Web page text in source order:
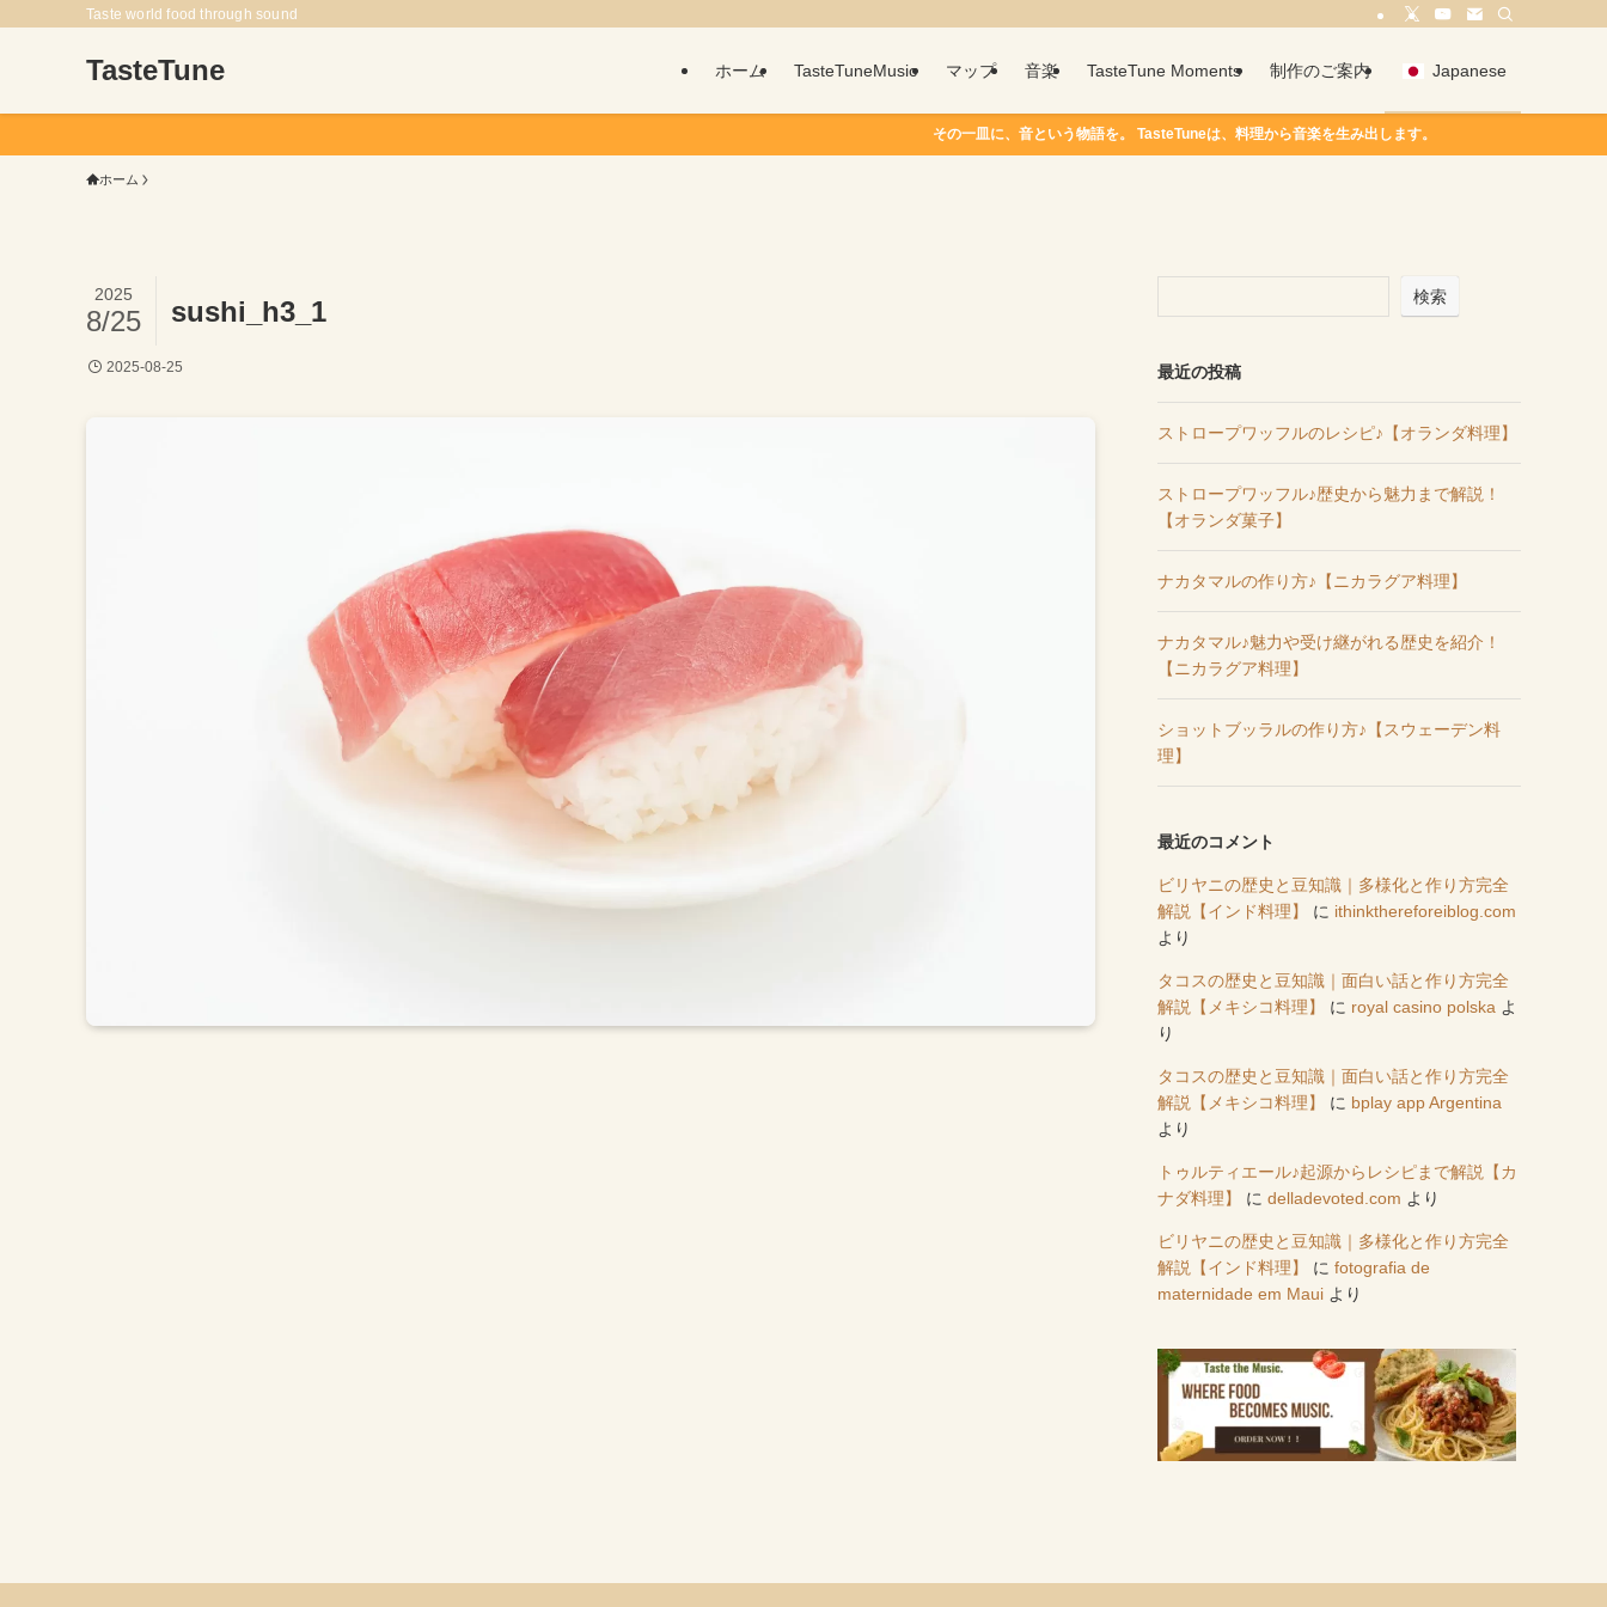
Taste world food through sound
TasteTune ホーム TasteTuneMusic マップ 音楽 TasteTune Moments 制作のご案内 Japanese
その一皿に、音という物語を。 TasteTuneは、料理から音楽を生み出します。
ホーム
sushi_h3_1
2025
8/25
2025-08-25
検索
最近の投稿
ストロープワッフルのレシピ♪【オランダ料理】
ストロープワッフル♪歴史から魅力まで解説！
【オランダ菓子】
ナカタマルの作り方♪【ニカラグア料理】
ナカタマル♪魅力や受け継がれる歴史を紹介！
【ニカラグア料理】
ショットブッラルの作り方♪【スウェーデン料
理】
最近のコメント
ビリヤニの歴史と豆知識｜多様化と作り方完全
解説【インド料理】
に ithinkthereforeiblog.com
より
タコスの歴史と豆知識｜面白い話と作り方完全
解説【メキシコ料理】
に royal casino polska よ
り
タコスの歴史と豆知識｜面白い話と作り方完全
解説【メキシコ料理】
に bplay app Argentina
より
トゥルティエール♪起源からレシピまで解説【カ
ナダ料理】
に delladevoted.com より
ビリヤニの歴史と豆知識｜多様化と作り方完全
解説【インド料理】
に fotografia de
maternidade em Maui より